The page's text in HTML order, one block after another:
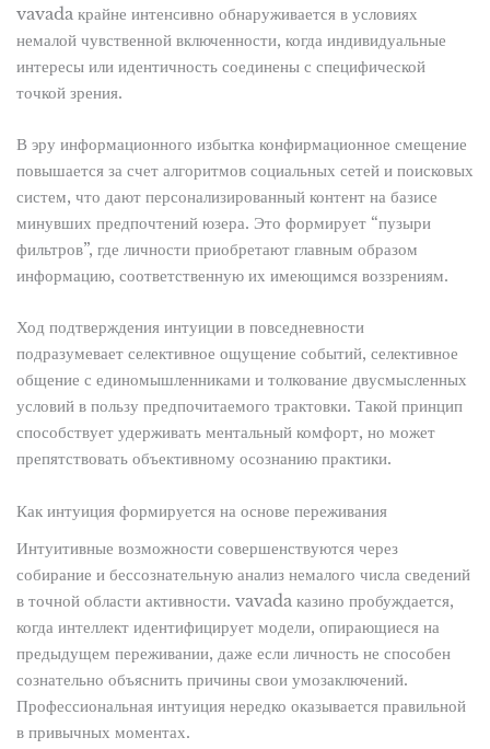
vavada крайне интенсивно обнаруживается в условиях
немалой чувственной включенности, когда индивидуальные
интересы или идентичность соединены с специфической
точкой зрения.
В эру информационного избытка конфирмационное смещение
повышается за счет алгоритмов социальных сетей и поисковых
систем, что дают персонализированный контент на базисе
минувших предпочтений юзера. Это формирует “пузыри
фильтров”, где личности приобретают главным образом
информацию, соответственную их имеющимся воззрениям.
Ход подтверждения интуиции в повседневности
подразумевает селективное ощущение событий, селективное
общение с единомышленниками и толкование двусмысленных
условий в пользу предпочитаемого трактовки. Такой принцип
способствует удерживать ментальный комфорт, но может
препятствовать объективному осознанию практики.
Как интуиция формируется на основе переживания
Интуитивные возможности совершенствуются через
собирание и бессознательную анализ немалого числа сведений
в точной области активности. vavada казино пробуждается,
когда интеллект идентифицирует модели, опирающиеся на
предыдущем переживании, даже если личность не способен
сознательно объяснить причины свои умозаключений.
Профессиональная интуиция нередко оказывается правильной
в привычных моментах.